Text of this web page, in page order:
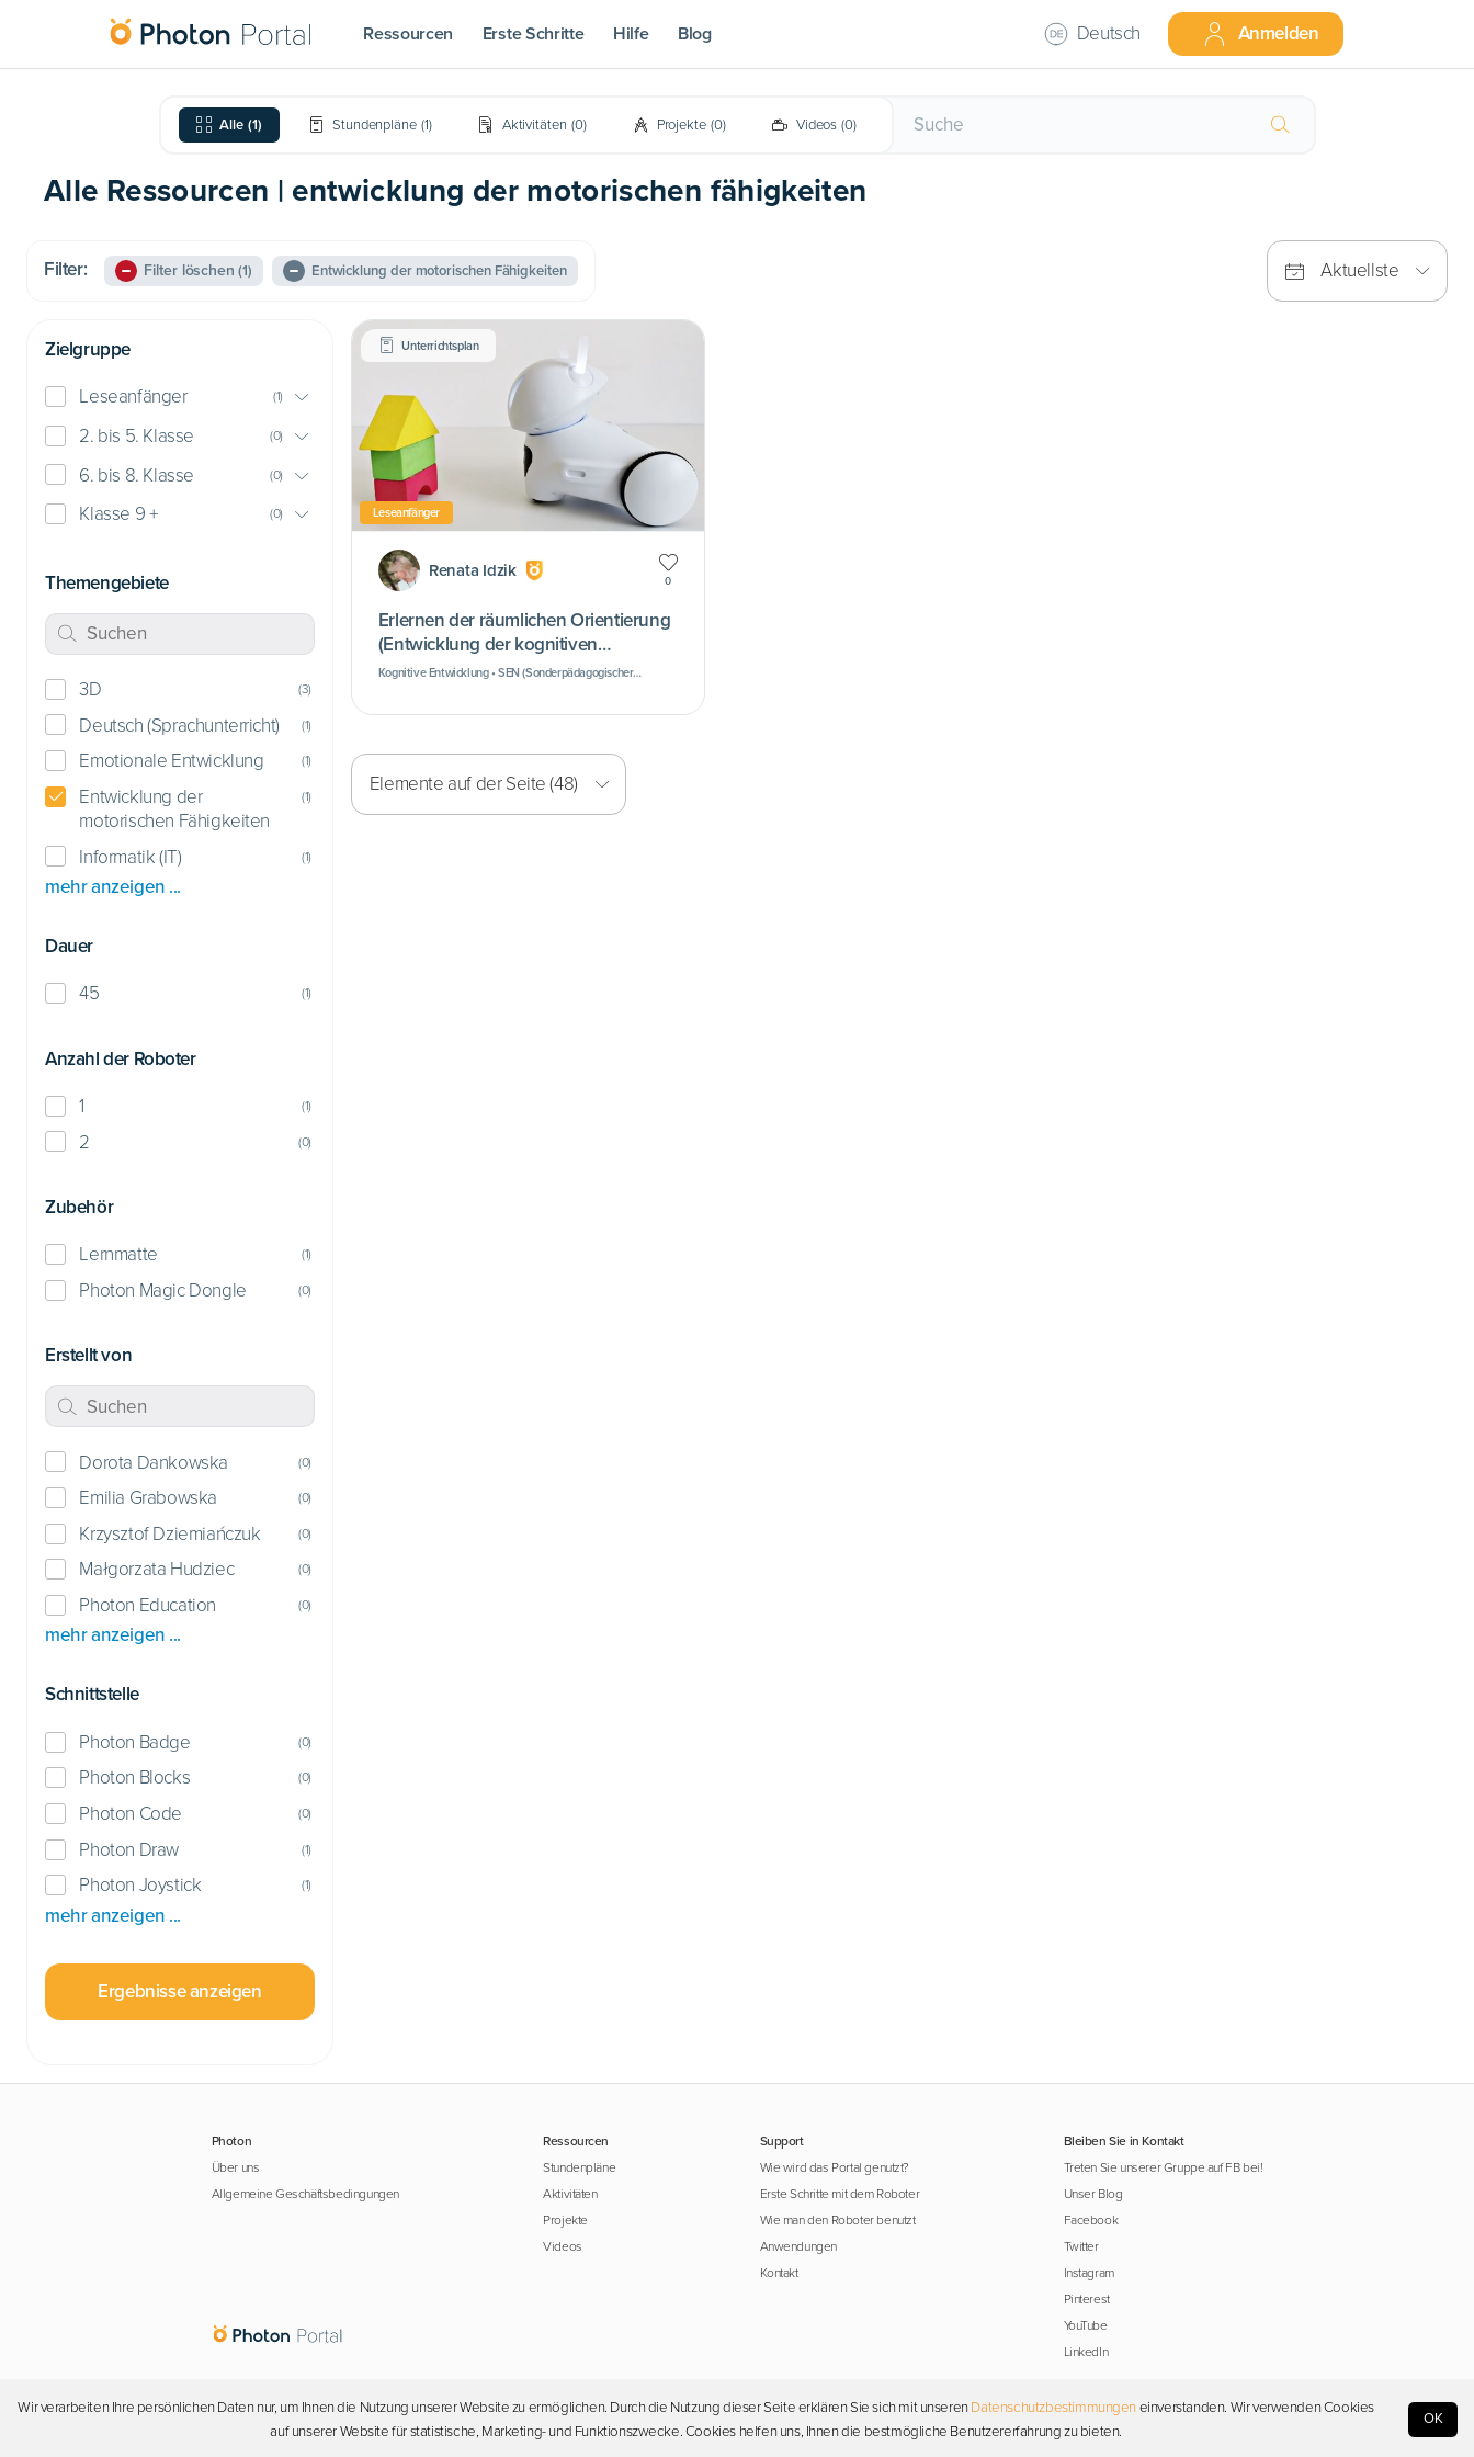
Ressourcen Erste Schritte Hilfe Blog Deutsch Anmelden
Alle (1) Stundenpläne (1) Aktivitäten (0) Projekte (0) Videos (0)
Alle Ressourcen | entwicklung der motorischen fähigkeiten
Filter: Filter löschen (1) Entwicklung der motorischen Fähigkeiten Aktuellste
Zielgruppe
Leseanfänger (1)
2. bis 5. Klasse (0)
6. bis 8. Klasse (0)
Klasse 9 + (0)
Themengebiete
3D (3)
Deutsch (Sprachunterricht) (1)
Emotionale Entwicklung (1)
Entwicklung der
motorischen Fähigkeiten
(1)
Informatik (IT) (1)
mehr anzeigen ...
Dauer
45 (1)
Anzahl der Roboter
1 (1)
2 (0)
Zubehör
Lernmatte (1)
Photon Magic Dongle (0)
Erstellt von
Dorota Dankowska (0)
Emilia Grabowska (0)
Krzysztof Dziemiańczuk (0)
Małgorzata Hudziec (0)
Photon Education (0)
mehr anzeigen ...
Schnittstelle
Photon Badge (0)
Photon Blocks (0)
Photon Code (0)
Photon Draw (1)
Photon Joystick (1)
mehr anzeigen ...
Ergebnisse anzeigen
Unterrichtsplan
Leseanfänger
Renata Idzik
0
Erlernen der räumlichen Orientierung
(Entwicklung der kognitiven
Kompetenz)
Kognitive Entwicklung • SEN (Sonderpädagogischer
Elemente auf der Seite (48)
Photon
Über uns
Allgemeine Geschäftsbedingungen
Ressourcen
Stundenpläne
Aktivitäten
Projekte
Videos
Support
Wie wird das Portal genutzt?
Erste Schritte mit dem Roboter
Wie man den Roboter benutzt
Anwendungen
Kontakt
Bleiben Sie in Kontakt
Treten Sie unserer Gruppe auf FB bei!
Unser Blog
Facebook
Twitter
Instagram
Pinterest
YouTube
LinkedIn
Urheberrecht © 2026 Photon. Alle Rechte vorbehalten.
Wir verarbeiten Ihre persönlichen Daten nur, um Ihnen die Nutzung unserer Website zu ermöglichen. Durch die Nutzung dieser Seite erklären Sie sich mit unserenDatenschutzbestimmungen einverstanden. Wir verwenden Cookies
auf unserer Website für statistische, Marketing- und Funktionszwecke. Cookies helfen uns, Ihnen die bestmögliche Benutzererfahrung zu bieten.
OK